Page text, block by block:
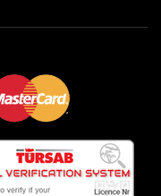
جولات مخصصة في
من أفضل
التصميم
والحافلات
من 1
Hotel Titan Garden
Infinity Beach Hotel
Insula Resort Spa
Kahya Resort Aqua Spa